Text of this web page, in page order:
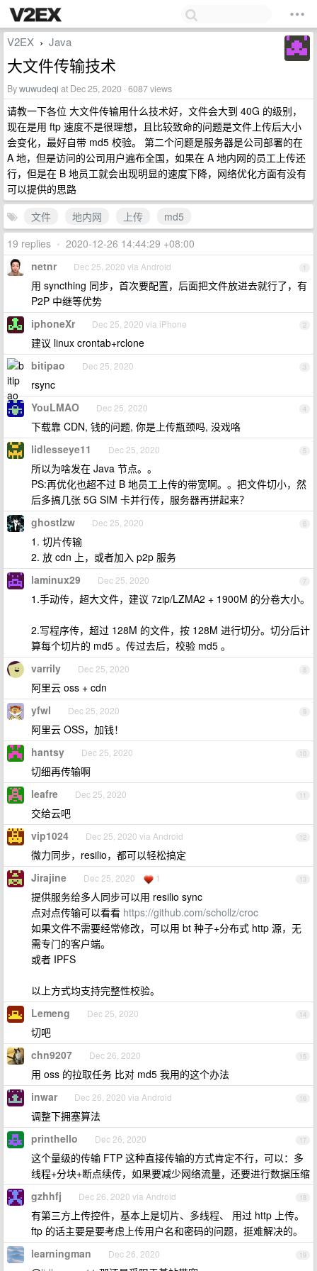
V2EX › Java
大文件传输技术
Bywuwudeqi at Dec 25, 2020 · 6087 views
请教一下各位 大文件传输用什么技术好，文件会大到 40G 的级别，
现在是用 ftp 速度不是很理想，且比较致命的问题是文件上传后大小
会变化，最好自带 md5 校验。 第二个问题是服务器是公司部署的在
A 地，但是访问的公司用户遍布全国，如果在 A 地内网的员工上传还
行，但是在 B 地员工就会出现明显的速度下降，网络优化方面有没有
可以提供的思路
文件
地内网 上传
md5
19 replies • 2020-12-26 14:44:29 +08:00
1
netnr Dec 25, 2020 via Android
用 syncthing 同步，首次要配置，后面把文件放进去就行了，有
P2P 中继等优势
2
iphoneXr Dec 25, 2020 via iPhone
建议 linux crontab+rclone
3
bitipao Dec 25, 2020
rsync
4
YouLMAO Dec 25, 2020
下载靠 CDN, 钱的问题, 你是上传瓶颈吗, 没戏咯
5
lidlesseye11 Dec 25, 2020
所以为啥发在 Java 节点。。
PS:再优化也超不过 B 地员工上传的带宽啊。。把文件切小，然
后多搞几张 5G SIM 卡并行传，服务器再拼起来？
6
ghostlzw Dec 25, 2020
1. 切片传输
2. 放 cdn 上，或者加入 p2p 服务
7
laminux29 Dec 25, 2020
1.手动传，超大文件，建议 7zip/LZMA2 + 1900M 的分卷大小。
2.写程序传，超过 128M 的文件，按 128M 进行切分。切分后计
算每个切片的 md5 。传过去后，校验 md5 。
8
varrily Dec 25, 2020
阿里云 oss + cdn
9
yfwl Dec 25, 2020
阿里云 OSS，加钱！
10
hantsy Dec 25, 2020
切细再传输啊
11
leafre Dec 25, 2020
交给云吧
12
vip1024 Dec 25, 2020 via Android
微力同步，resilio，都可以轻松搞定
13
Jirajine Dec 25, 2020 1
提供服务给多人同步可以用 resilio sync
点对点传输可以看看 https://github.com/schollz/croc
如果文件不需要经常修改，可以用 bt 种子+分布式 http 源，无
需专门的客户端。
或者 IPFS
以上方式均支持完整性校验。
14
Lemeng Dec 25, 2020
切吧
15
chn9207 Dec 26, 2020
用 oss 的拉取任务 比对 md5 我用的这个办法
16
inwar Dec 26, 2020 via Android
调整下拥塞算法
17
printhello Dec 26, 2020
这个量级的传输 FTP 这种直接传输的方式肯定不行，可以：多
线程+分块+断点续传，如果要减少网络流量，还要进行数据压缩
18
gzhhfj Dec 26, 2020 via Android
有第三方上传控件，基本上是切片、多线程、 用过 http 上传。
ftp 的话主要是要考虑上传用户名和密码的问题，挺难解决的。
19
learningman Dec 26, 2020